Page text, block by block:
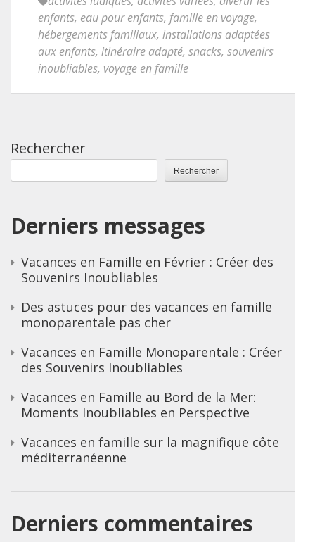
enfants, eau pour enfants, famille en voyage,
hébergements familiaux, installations adaptées
aux enfants, itinéraire adapté, snacks, souvenirs
inoubliables, voyage en famille
Rechercher
Rechercher
Derniers messages
Vacances en Famille en Février : Créer des
Souvenirs Inoubliables
Des astuces pour des vacances en famille
monoparentale pas cher
Vacances en Famille Monoparentale : Créer
des Souvenirs Inoubliables
Vacances en Famille au Bord de la Mer:
Moments Inoubliables en Perspective
Vacances en famille sur la magnifique côte
méditerranéenne
Derniers commentaires